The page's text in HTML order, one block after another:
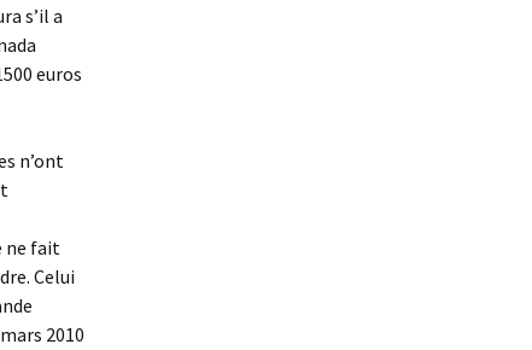
s’il a
euros
n’ont
ne fait
Celui
2010